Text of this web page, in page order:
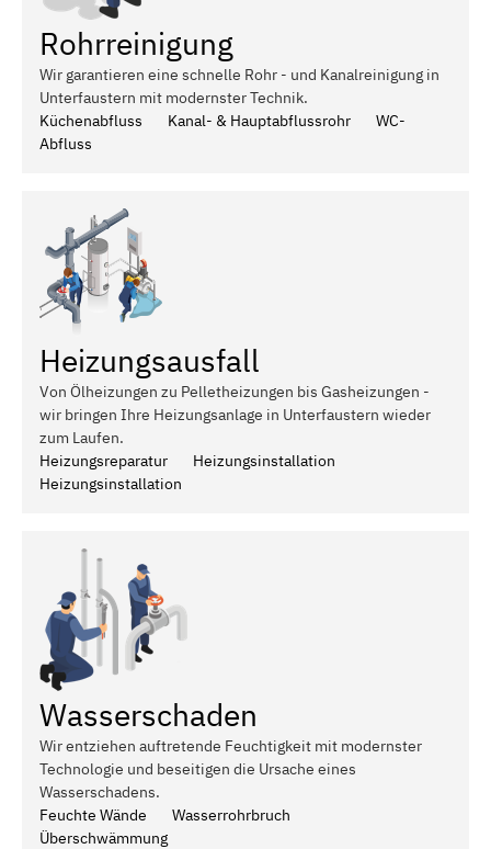
Rohrreinigung
Wir garantieren eine schnelle Rohr - und Kanalreinigung in
Unterfaustern mit modernster Technik.
Küchenabfluss
Kanal- & Hauptabflussrohr
WC-
Abfluss
Heizungsausfall
Von Ölheizungen zu Pelletheizungen bis Gasheizungen -
wir bringen Ihre Heizungsanlage in Unterfaustern wieder
zum Laufen.
Heizungsreparatur
Heizungsinstallation
Heizungsinstallation
Wasserschaden
Wir entziehen auftretende Feuchtigkeit mit modernster
Technologie und beseitigen die Ursache eines
Wasserschadens.
Feuchte Wände
Wasserrohrbruch
Überschwämmung